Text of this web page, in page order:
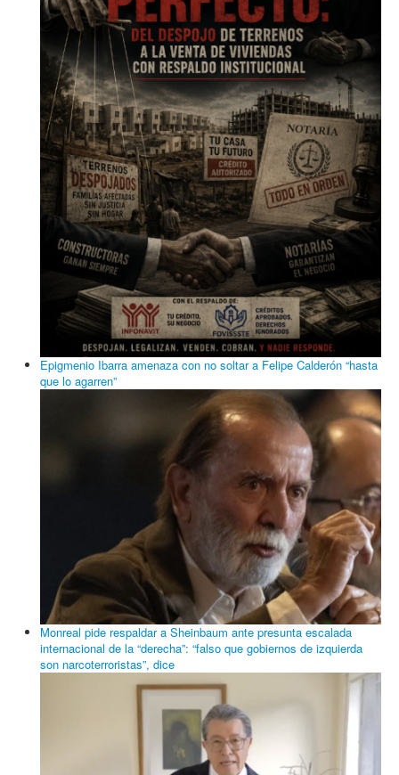
Epigmenio Ibarra amenaza con no soltar a Felipe Calderón “hasta
que lo agarren”
Monreal pide respaldar a Sheinbaum ante presunta escalada
internacional de la “derecha”: “falso que gobiernos de izquierda
son narcoterroristas”, dice